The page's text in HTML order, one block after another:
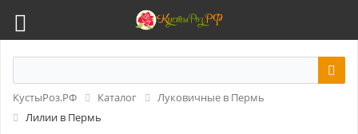
КустыРоз.РФ Каталог
Луковичные в Пермь
Лилии в Пермь